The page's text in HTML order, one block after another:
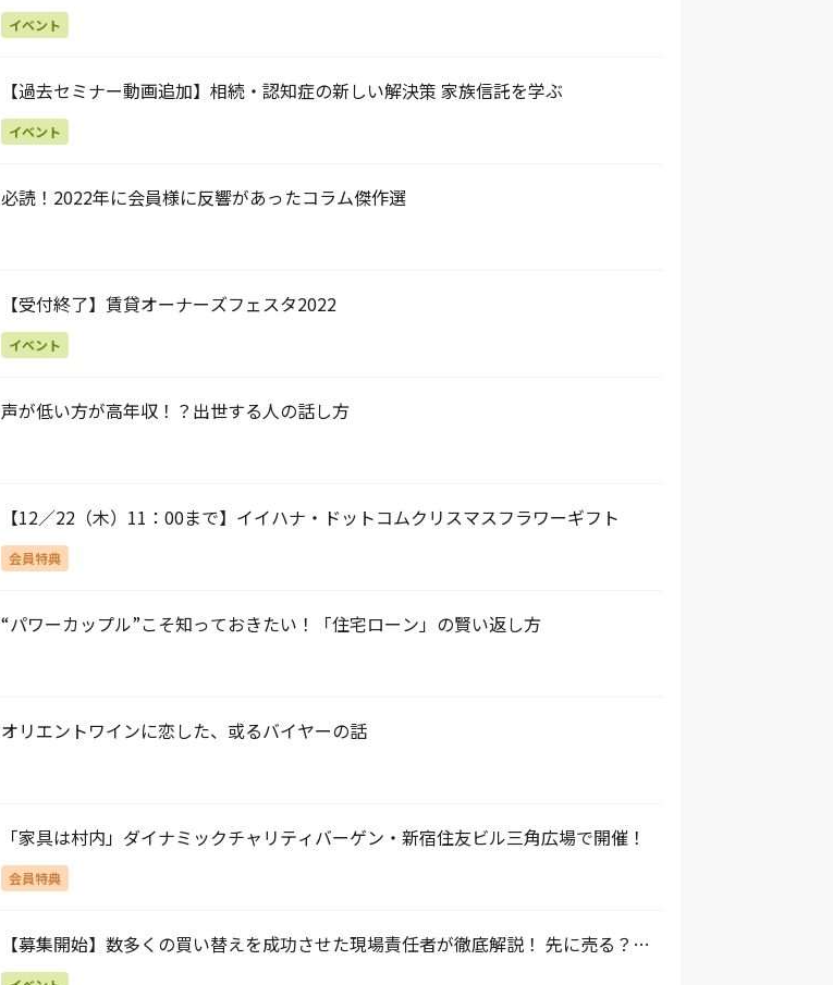
ネーターから学ぶ、インテリアのたのしみ
イベント
【過去セミナー動画追加】相続・認知症の新しい解決策 家族信託を学ぶ
イベント
必読！2022年に会員様に反響があったコラム傑作選
【受付終了】賃貸オーナーズフェスタ2022
イベント
声が低い方が高年収！？出世する人の話し方
【12／22（木）11：00まで】イイハナ・ドットコムクリスマスフラワーギフト
会員特典
“パワーカップル”こそ知っておきたい！「住宅ローン」の賢い返し方
オリエントワインに恋した、或るバイヤーの話
「家具は村内」ダイナミックチャリティバーゲン・新宿住友ビル三角広場で開催！
会員特典
【募集開始】数多くの買い替えを成功させた現場責任者が徹底解説！ 先に売る？先
に買う？住まいの「買い替え」を成功させるポイントとは